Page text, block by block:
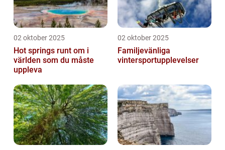
02 oktober 2025
Hot springs runt om i
världen som du måste
uppleva
02 oktober 2025
Familjevänliga
vintersportupplevelser